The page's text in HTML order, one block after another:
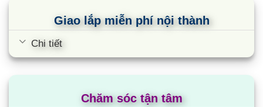
Giao lắp miễn phí nội thành
Chi tiết
Chăm sóc tận tâm